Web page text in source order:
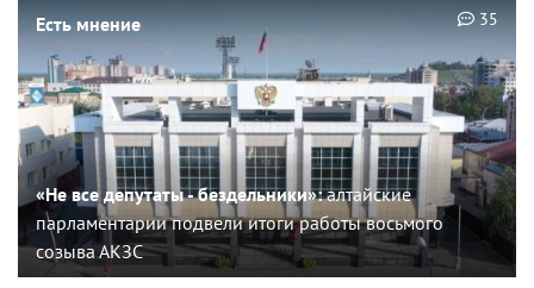
Есть мнение
«Не все депутаты - бездельники»:алтайские
парламентарии подвели итоги работы восьмого
созыва АКЗС
35